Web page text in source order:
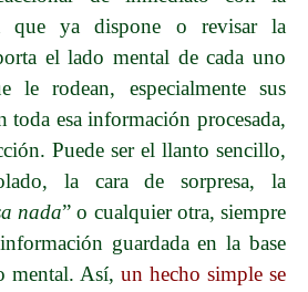
que ya dispone o revisar la
el lado mental de cada uno
le rodean, especialmente sus
toda esa información procesada,
Puede ser el llanto sencillo,
la cara de sorpresa, la
nada” o cualquier otra, siempre
guardada en la base
mental. Así, un hecho simple se